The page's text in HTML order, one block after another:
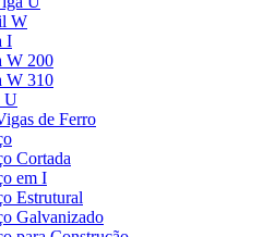
W
I
W 200
W 310
U
de Ferro
Cortada
em I
Estrutural
Galvanizado